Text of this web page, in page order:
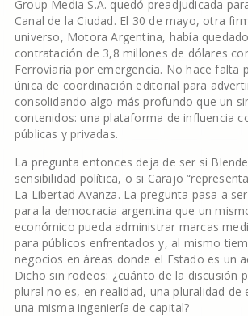
Group Media S.A. quedó preadjudicada
Canal de la Ciudad. El 30 de mayo, otra
universo, Motora Argentina, había
contratación de 3,8 millones de dólares
Ferroviaria por emergencia. No hace falta
única de coordinación editorial para
consolidando algo más profundo que un
contenidos: una plataforma de influencia
públicas y privadas.
La pregunta entonces deja de ser si
sensibilidad política, o si Carajo
La Libertad Avanza. La pregunta pasa a
para la democracia argentina que un
económico pueda administrar marcas
para públicos enfrentados y, al mismo
negocios en áreas donde el Estado es un
Dicho sin rodeos: ¿cuánto de la discusión
plural no es, en realidad, una pluralidad de
una misma ingeniería de capital?